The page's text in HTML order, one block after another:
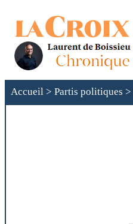
Accueil > Partis politiques >